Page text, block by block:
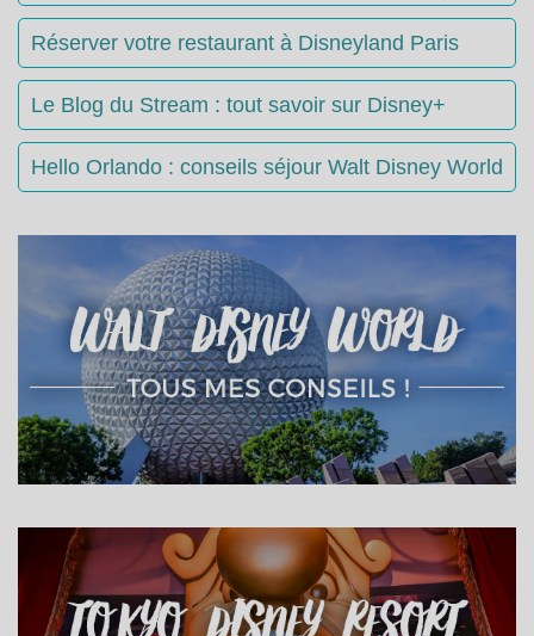
Réserver votre restaurant à Disneyland Paris
Le Blog du Stream : tout savoir sur Disney+
Hello Orlando : conseils séjour Walt Disney World